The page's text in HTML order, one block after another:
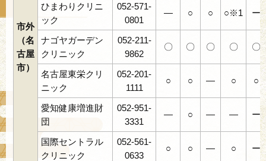
市外
（名
古屋
市）
ひまわりクリニ
ック
052-571-
0801
― ○ ○ ○※1 ー
ナゴヤガーデン
クリニック
052-211-
9862
〇 〇 〇 〇 〇
名古屋東栄クリ
ニック
052-201-
1111
○ ○ ― ○ ○
愛知健康増進財
団
052-951-
3331
― ○ ― ― ー
国際セントラル
クリニック
052-561-
0633
○ ○ ― ○ ー